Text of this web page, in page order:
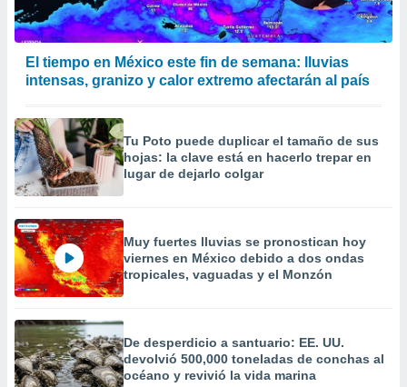
El tiempo en México este fin de semana: lluvias
intensas, granizo y calor extremo afectarán al país
Tu Poto puede duplicar el tamaño de sus
hojas: la clave está en hacerlo trepar en
lugar de dejarlo colgar
Muy fuertes lluvias se pronostican hoy
viernes en México debido a dos ondas
tropicales, vaguadas y el Monzón
De desperdicio a santuario: EE. UU.
devolvió 500,000 toneladas de conchas al
océano y revivió la vida marina